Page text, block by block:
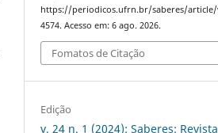
https://periodicos.ufrn.br/saberes/
4574. Acesso em: 6 ago. 2026.
Fomatos de Citação
Edição
v. 24 n. 1 (2024): Saberes: Revista